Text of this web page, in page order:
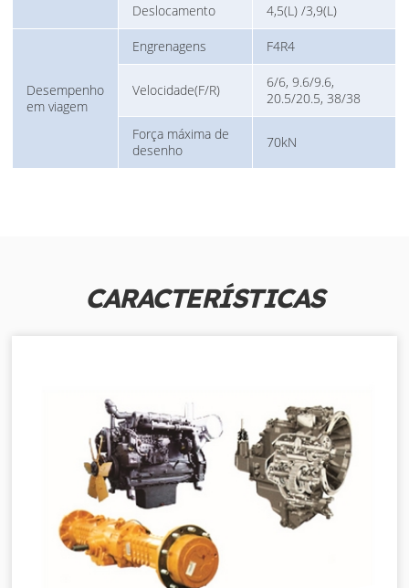
Deslocamento 4,5(L) /3,9(L)
Desempenho
em viagem
Engrenagens F4R4
Velocidade(F/R)
6/6, 9.6/9.6,
20.5/20.5, 38/38
Força máxima de
desenho
70kN
CARACTERÍSTICAS